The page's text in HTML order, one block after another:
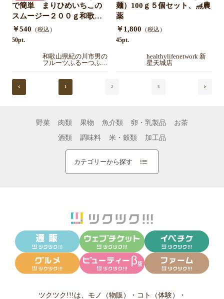
で簡単 まりひめいちごの
スムージー２００ｇ和歌山
県紀の川市産(有機肥料・減
農薬栽培)
￥540 （税込）
50pt.
和歌山県紀の川市男の
フルーツふるーつふぁ
麺）100ｇ５個セット、無農
薬
￥1,800 （税込）
45pt.
healthylifenetwork 新
星天城店
1 2 3
野菜 肉類 果物 魚介類 卵・乳製品
お茶
酒類
調味料 米・穀類 加工品
カテゴリーから探す
ツクツク!!!は、 モノ（物販） ・ コト（体験）
・